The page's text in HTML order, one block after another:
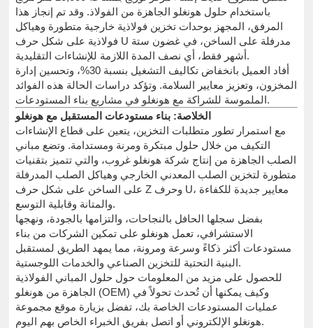
باستخدام حلول هونغلو الجاهزة من الفولاذ. وقد تم إنجاز هذا
المرفق، المجهز بوحدات تخزين فولاذية خارجية متطورة وهياكل
فولاذية على شكل حرف U مدرفلة على الساخن، في غضون ستة
أشهر فقط، أي نصف المدة اللازمة للإنشاءات التقليدية.
أفاد العميل بانخفاض تكاليف التشغيل بنسبة 30%، وتحسين إدارة
المخزون، وتعزيز معايير السلامة. وتؤكد دراسات الحالة هذه الفوائد
الملموسة للشراكة مع هونغلو في مشاريع بناء المستودعات.
الخلاصة: بناء مستودعات المستقبل مع هونغلو
مع استمرار تطور متطلبات التخزين، يتعين على قطاع الإنشاءات
التكيف من خلال حلول مبتكرة ومرنة ومستدامة. وتضع مباني
الصلب الجاهزة من إنتاج شركة هونغلو غروب، والتي تتميز بتقنيات
متطورة لتخزين الصلب المعدني الخارجي وهياكل الصلب المدرفلة
على الساخن على شكل حرف Z وحرف U، معايير جديدة للكفاءة
والمتانة وقابلية التوسع.
بفضل سجلها الحافل بالنجاحات، والتزامها بالجودة، ونهجها
الاستشرافي، تعمل هونغلو على تمكين الشركات من بناء
مستودعات أكثر ذكاءً وسرعة ومرونة، مما يمهد الطريق لمستقبل
البنية التحتية للتخزين الصناعي والخدمات اللوجستية.
للحصول على مزيد من المعلومات حول حلول المباني الفولاذية
الجاهزة من هونغلو (OEM) وكيف يمكنها أن تُحدث تحولاً في
عمليات المستودعات الخاصة بك، تفضل بزيارة موقع مجموعة
هونغلو الإلكتروني أو اتصل بفريق الخبراء الخاص بهم اليوم.